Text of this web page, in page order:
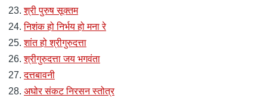
श्री पुरुष सूक्तम
निशंक हो निर्भय हो मना रे
शांत हो श्रीगुरुदत्ता
श्रीगुरुदत्ता जय भगवंता
दत्तबावनी
अघोर संकट निरसन स्तोत्र